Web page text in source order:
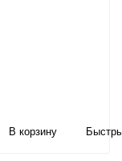
В корзину